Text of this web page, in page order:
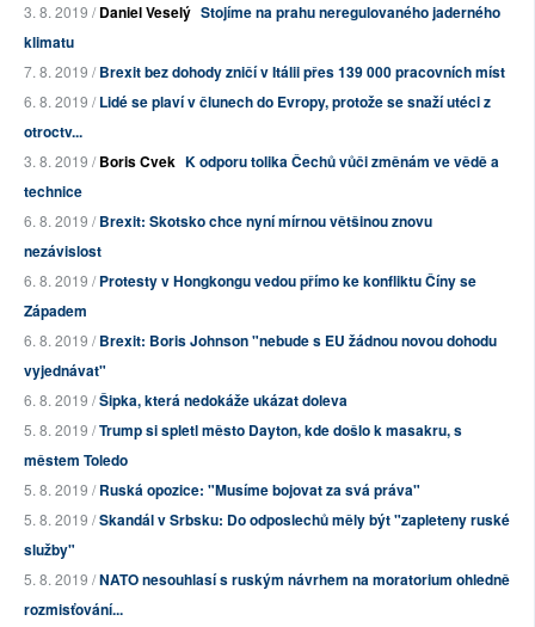
3. 8. 2019 /Daniel Veselý Stojíme na prahu neregulovaného jaderného
klimatu
7. 8. 2019 /Brexit bez dohody zničí v Itálii přes 139 000 pracovních míst
6. 8. 2019 /Lidé se plaví v člunech do Evropy, protože se snaží utéci z
otroctv...
3. 8. 2019 /Boris Cvek K odporu tolika Čechů vůči změnám ve vědě a
technice
6. 8. 2019 /Brexit: Skotsko chce nyní mírnou většinou znovu
nezávislost
6. 8. 2019 /Protesty v Hongkongu vedou přímo ke konfliktu Číny se
Západem
6. 8. 2019 /Brexit: Boris Johnson "nebude s EU žádnou novou dohodu
vyjednávat"
6. 8. 2019 /Šipka, která nedokáže ukázat doleva
5. 8. 2019 /Trump si spletl město Dayton, kde došlo k masakru, s
městem Toledo
5. 8. 2019 /Ruská opozice: "Musíme bojovat za svá práva"
5. 8. 2019 /Skandál v Srbsku: Do odposlechů měly být "zapleteny ruské
služby"
5. 8. 2019 /NATO nesouhlasí s ruským návrhem na moratorium ohledně
rozmisťování...